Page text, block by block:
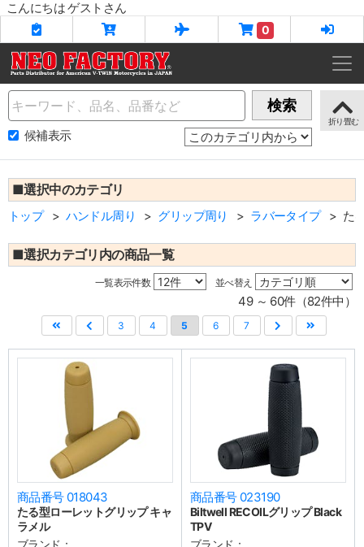
こんにちは ゲストさん
0
Name 検索
候補表示
■選択中のカテゴリ
トップ ハンドル周り グリップ周り ラバータイプ た
■選択カテゴリ内の商品一覧
一覧表示件数 並べ替え
49 ～ 60件（82件中）
3 4 5 6 7
商品番号 018043
たる型ローレットグリップ キャ
ラメル
商品番号 023190
Biltwell RECOILグリップ Black
TPV